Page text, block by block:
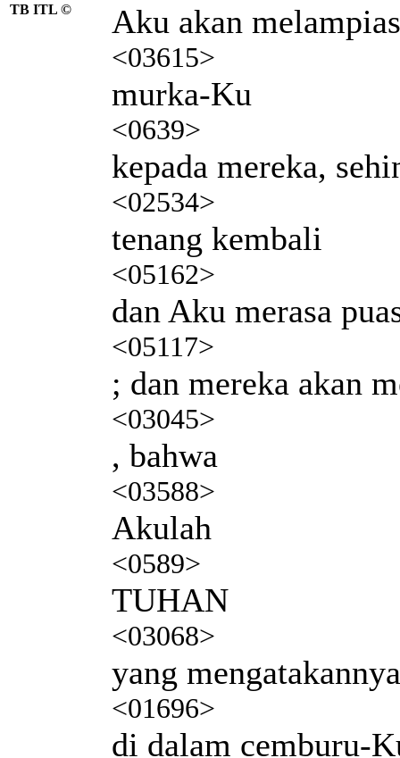
TB ITL © Aku akan
<03615>
murka-Ku
<0639>
kepada mereka,
<02534>
tenang kembali
<05162>
dan Aku merasa
<05117>
; dan mereka akan
<03045>
, bahwa
<03588>
Akulah
<0589>
TUHAN
<03068>
yang mengatakannya
<01696>
di dalam cemburu-